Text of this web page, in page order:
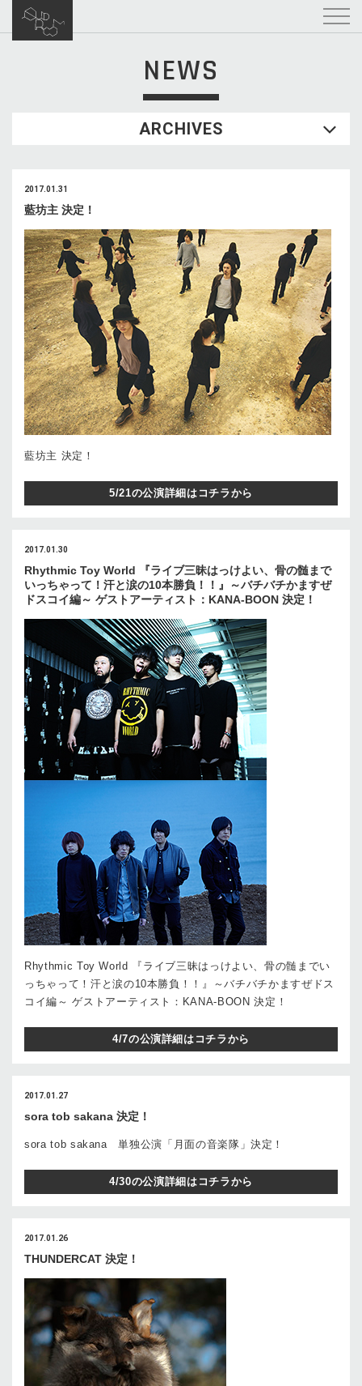
NEWS
ARCHIVES
2017.01.31
藍坊主 決定！
藍坊主 決定！
5/21の公演詳細はコチラから
2017.01.30
Rhythmic Toy World 『ライブ三昧はっけよい、骨の髄まで
いっちゃって！汗と涙の10本勝負！！』～バチバチかますぜ
ドスコイ編～ ゲストアーティスト：KANA-BOON 決定！
Rhythmic Toy World 『ライブ三昧はっけよい、骨の髄までい
っちゃって！汗と涙の10本勝負！！』～バチバチかますぜドス
コイ編～ ゲストアーティスト：KANA-BOON 決定！
4/7の公演詳細はコチラから
2017.01.27
sora tob sakana 決定！
sora tob sakana 単独公演「月面の音楽隊」決定！
4/30の公演詳細はコチラから
2017.01.26
THUNDERCAT 決定！